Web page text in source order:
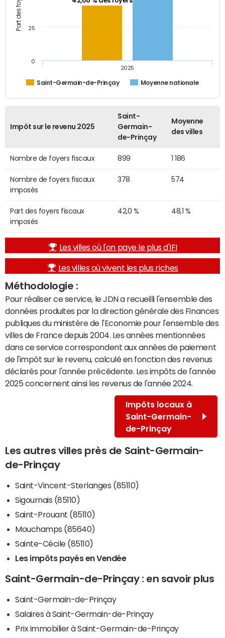
Saint-Germain-de-Prinçay Moyenne nationale
2025
0
25
Impôt sur le revenu 2025
Saint-
Germain-
de-Prinçay
Moyenne
des villes
Nombre de foyers fiscaux 899 1 186
Nombre de foyers fiscaux
imposés
378 574
Part des foyers fiscaux
imposés
42,0 % 48,1 %
Les villes où l'on paye le plus d'IFI
Les villes où vivent les plus riches
Méthodologie :
Pour réaliser ce service, le JDN a recueilli l'ensemble des
données produites par la direction générale des Finances
publiques du ministère de l'Economie pour l'ensemble des
villes de France depuis 2004. Les années mentionnées
dans ce service correspondent aux années de paiement
de l'impôt sur le revenu, calculé en fonction des revenus
déclarés pour l'année précédente. Les impôts de l'année
2025 concernent ainsi les revenus de l'année 2024.
Impôts locaux à
Saint-Germain-
de-Prinçay
Les autres villes près de Saint-Germain-
de-Prinçay
Saint-Vincent-Sterlanges (85110)
Sigournais (85110)
Saint-Prouant (85110)
Mouchamps (85640)
Sainte-Cécile (85110)
Les impôts payés en Vendée
Saint-Germain-de-Prinçay : en savoir plus
Saint-Germain-de-Prinçay
Salaires à Saint-Germain-de-Prinçay
Prix immobilier à Saint-Germain-de-Prinçay